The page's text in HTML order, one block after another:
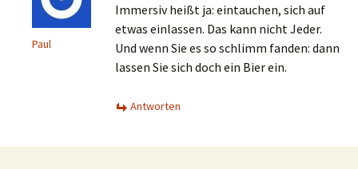
Paul
Immersiv heißt ja: eintauchen, sich auf
etwas einlassen. Das kann nicht Jeder.
Und wenn Sie es so schlimm fanden: dann
lassen Sie sich doch ein Bier ein.
Antworten